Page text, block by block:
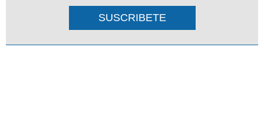
SUSCRIBETE